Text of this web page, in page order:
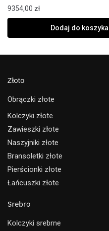
9354,00 zł
Dodaj do koszyka
Złoto
Obrączki złote
Kolczyki złote
Zawieszki złote
Naszyjniki złote
Bransoletki złote
Pierścionki złote
Łańcuszki złote
Srebro
Kolczyki srebrne